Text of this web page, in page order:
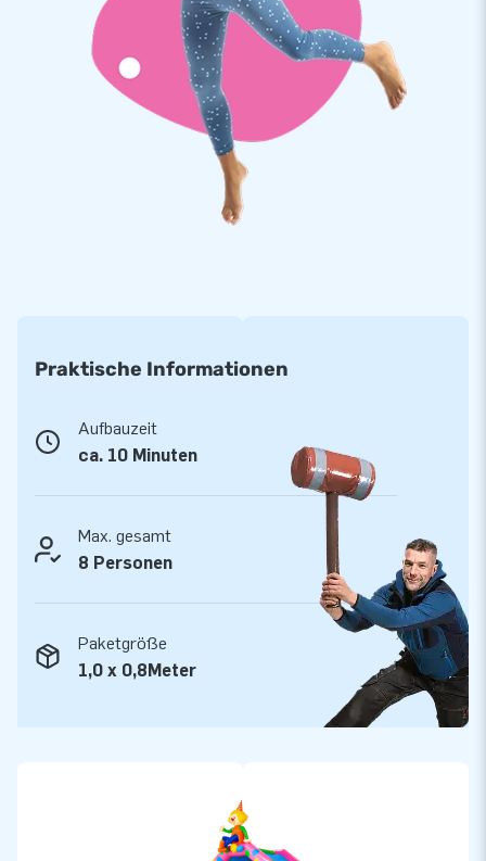
Bedienungsanleitung geliefert. Ein komplett Set für ein
abenteuerreiches Erlebnis.
Qualität und Garantie
JB Hüpfburgen sind an mehreren Stellen verstärkt und
mehrfach vernäht. Sie werden aus einer hoch qualitativen 9x9
Gewebe PVC Plane produziert. Aufgrund dessen sind Sie
langlebig und einfach zu reinigen. Zu dem gewähren wir Ihnen
Über 15.0000 Kunden hab sich bereits für JB
JB lässt Menschen weltweit seit über 15 Jahren wörtlich
gesehen ein Loch in die Luft springen. Unser Team aus
Designern, Entwicklern und Logistikern bieten einzigartige
aufblasbare Attraktionen auf großartiger Weise! Kunden
können sich auf unserem professionellen Service und die
Lieferung verlassen. Sie nennen uns auch "creators of
Praktische Informationen
Aufbauzeit
ca. 10 Minuten
Max. gesamt
8 Personen
Paketgröße
1,0 x 0,8Meter